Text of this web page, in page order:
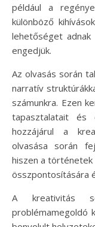
például a
különböző
lehetőséget
engedjük.
Az olvasás során
narratív
számunkra. Ezen
tapasztalatait és
hozzájárul a
olvasása során
hiszen a
összpontosítására
A kreativitás
problémamegoldó